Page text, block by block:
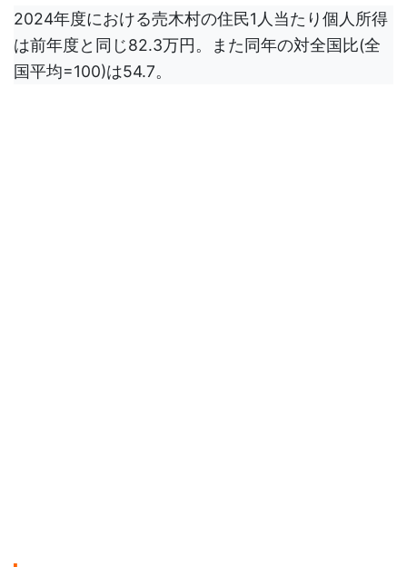
2024年度における売木村の住民1人当たり個人所得
は前年度と同じ82.3万円。また同年の対全国比(全
国平均=100)は54.7。